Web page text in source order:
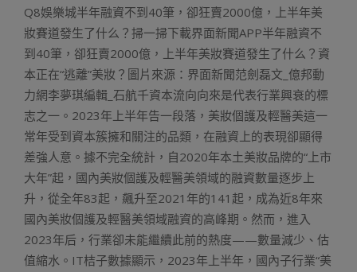
Q8娛樂城半年融資不到40筆，卻狂賣2000億，上半年美
妝賽道發生了什么？掃一掃下載界面新聞APP半年融資不
到40筆，卻狂賣2000億，上半年美妝賽道發生了什么？資
本正在“逃離”美妝？圖片來源：界面新聞范劍磊文_億邦動
力網李夢琪編輯_石航千資本流向向來是代表行業興衰的標
志之一。2023年上半年告一段落，美妝個護及輕醫美這一
常年受到資本簇擁和關注的品類，在融資上的表現卻顯得
差強人意。據不完全統計，自2020年本土美妝品牌的“上市
大年”起，國內美妝個護及輕醫美領域的融資數量逐步上
升，從全年83起，飆升至2021年的141起，成為近8年來
國內美妝個護及輕醫美領域融資的高峰期。然而，進入
2023年后，行業卻未能繼續此前的熱度——數量減少、估
值縮水。IT桔子數據顯示，2023年上半年，國內子行業“美